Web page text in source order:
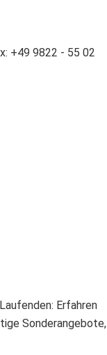
+49 9822 - 55 02
Erfahren
Sonderangebote,